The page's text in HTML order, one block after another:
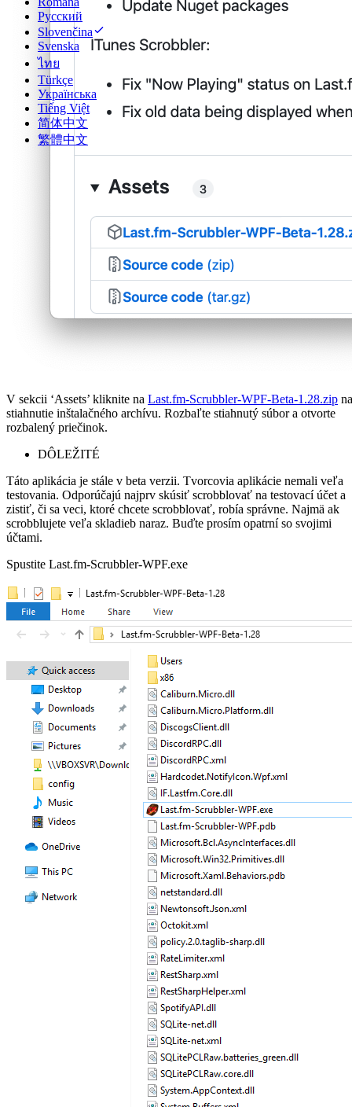
Русский
Slovenčina
Svenska
ไทย
Türkçe
Українська
Tiếng Việt
简体中文
繁體中文
V sekcii ‘Assets’ kliknite na Last.fm-Scrubbler-WPF-Beta-1.28.zip na
stiahnutie inštalačného archívu. Rozbaľte stiahnutý súbor a otvorte
rozbalený priečinok.
DÔLEŽITÉ
Táto aplikácia je stále v beta verzii. Tvorcovia aplikácie nemali veľa
testovania. Odporúčajú najprv skúsiť scrobblovať na testovací účet a
zistiť, či sa veci, ktoré chcete scrobblovať, robía správne. Najmä ak
scrobblujete veľa skladieb naraz. Buďte prosím opatrní so svojimi
účtami.
Spustite Last.fm-Scrubbler-WPF.exe